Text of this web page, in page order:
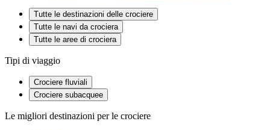
Tutte le destinazioni delle crociere
Tutte le navi da crociera
Tutte le aree di crociera
Tipi di viaggio
Crociere fluviali
Crociere subacquee
Le migliori destinazioni per le crociere